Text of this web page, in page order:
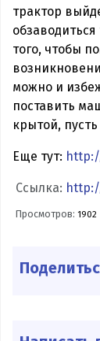
трактор
того, чтобы
можно и
поставить
крытой,
Еще тут:
Ссылка:
Просмотров:1902